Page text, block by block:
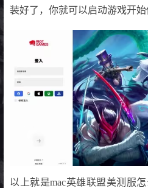
装好了，你就可以启动游戏开始
以上就是mac英雄联盟美测服